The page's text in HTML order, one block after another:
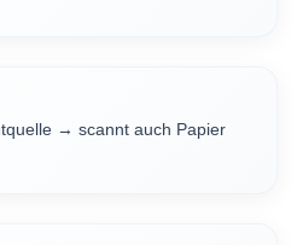
→ scannt auch Papier